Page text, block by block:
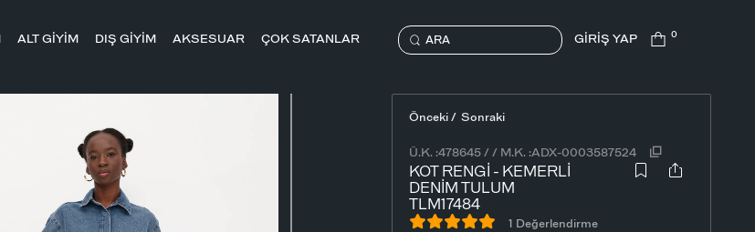
ALT GİYİM DIŞ GİYİM AKSESUAR ÇOK SATANLAR ARA GİRİŞ YAP 0
Önceki / Sonraki
Ü.K. :478645 // M.K. :ADX-0003587524
KOT RENGI - KEMERLI
DENIM TULUM
TLM17484
1 Değerlendirme